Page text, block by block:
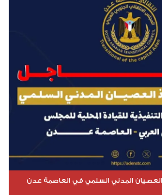
المدني السلمي في العاصمة عدن